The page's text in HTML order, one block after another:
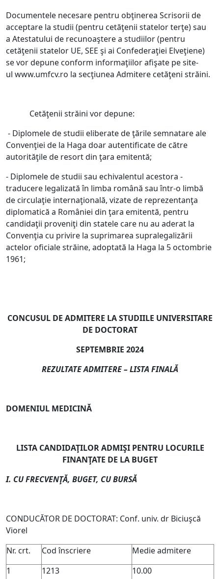
Documentele necesare pentru obţinerea Scrisorii de
acceptare la studii (pentru cetăţenii statelor terţe) sau
a Atestatului de recunoaştere a studiilor (pentru
cetăţenii statelor UE, SEE şi ai Confederaţiei Elveţiene)
se vor depune conform informaţiilor afişate pe site-
ul www.umfcv.ro la secţiunea Admitere cetăţeni străini.
Cetăţenii străini vor depune:
- Diplomele de studii eliberate de ţările semnatare ale
Convenţiei de la Haga doar autentificate de către
autorităţile de resort din ţara emitentă;
- Diplomele de studii sau echivalentul acestora -
traducere legalizată în limba română sau într-o limbă
de circulaţie internaţională, vizate de reprezentanţa
diplomatică a României din ţara emitentă, pentru
candidaţii proveniţi din statele care nu au aderat la
Convenţia cu privire la suprimarea supralegalizării
actelor oficiale străine, adoptată la Haga la 5 octombrie
1961;
CONCUSUL DE ADMITERE LA STUDIILE UNIVERSITARE
DE DOCTORAT
SEPTEMBRIE 2024
REZULTATE ADMITERE – LISTA FINALĂ
DOMENIUL MEDICINĂ
LISTA CANDIDAŢILOR ADMIŞI PENTRU LOCURILE
FINANŢATE DE LA BUGET
I. CU FRECVENŢĂ, BUGET, CU BURSĂ
CONDUCĂTOR DE DOCTORAT: Conf. univ. dr Biciuşcă
Viorel
Nr. crt.
Cod înscriere
Medie admitere
1
1213 10.00